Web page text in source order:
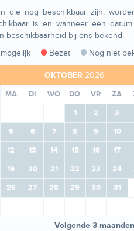
die nog beschikbaar zijn,
is en wanneer een
beschikbaarheid bij ons bekend.
Bezet Nog niet
OKTOBER 2026
MA DI WO DO VR ZA
1
2
3
5
6 7 8 9
10
12
13 14 15 16
17
19
20 21 22 23 24
26
27 28 29 30 31
Volgende 3 maanden